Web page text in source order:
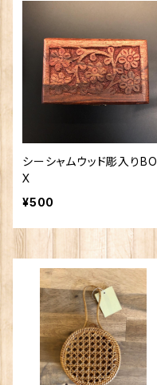
シーシャムウッド彫入りBO
X
¥500